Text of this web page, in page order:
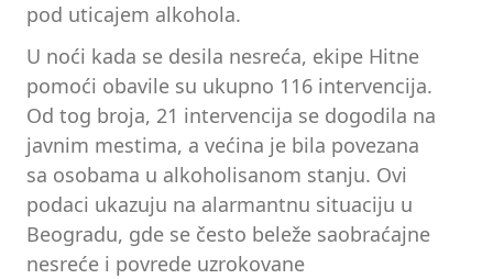
pod uticajem alkohola.
U noći kada se desila nesreća, ekipe Hitne
pomoći obavile su ukupno 116 intervencija.
Od tog broja, 21 intervencija se dogodila na
javnim mestima, a većina je bila povezana
sa osobama u alkoholisanom stanju. Ovi
podaci ukazuju na alarmantnu situaciju u
Beogradu, gde se često beleže saobraćajne
nesreće i povrede uzrokovane